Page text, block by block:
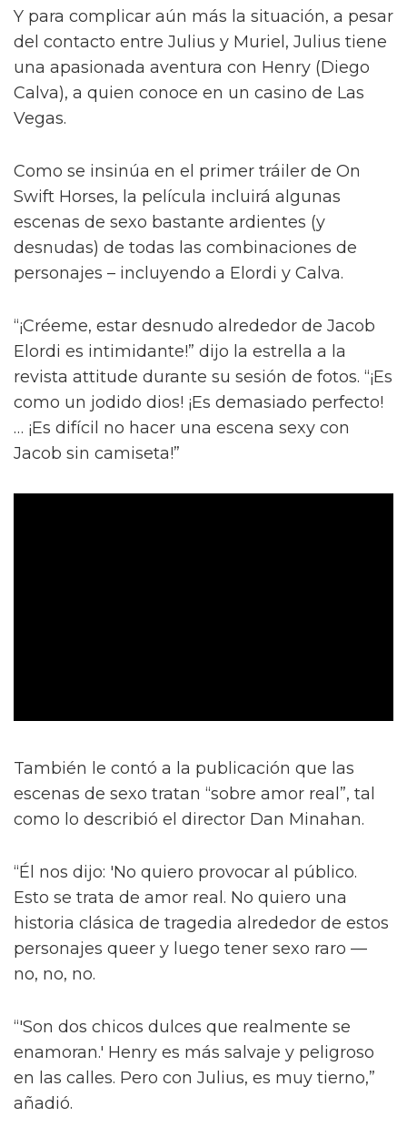
Y para complicar aún más la situación, a pesar
del contacto entre Julius y Muriel, Julius tiene
una apasionada aventura con Henry (Diego
Calva), a quien conoce en un casino de Las
Vegas.
Como se insinúa en el primer tráiler de On
Swift Horses, la película incluirá algunas
escenas de sexo bastante ardientes (y
desnudas) de todas las combinaciones de
personajes – incluyendo a Elordi y Calva.
“¡Créeme, estar desnudo alrededor de Jacob
Elordi es intimidante!” dijo la estrella a la
revista attitude durante su sesión de fotos. “¡Es
como un jodido dios! ¡Es demasiado perfecto!
… ¡Es difícil no hacer una escena sexy con
Jacob sin camiseta!”
También le contó a la publicación que las
escenas de sexo tratan “sobre amor real”, tal
como lo describió el director Dan Minahan.
“Él nos dijo: 'No quiero provocar al público.
Esto se trata de amor real. No quiero una
historia clásica de tragedia alrededor de estos
personajes queer y luego tener sexo raro —
no, no, no.
“'Son dos chicos dulces que realmente se
enamoran.' Henry es más salvaje y peligroso
en las calles. Pero con Julius, es muy tierno,”
añadió.